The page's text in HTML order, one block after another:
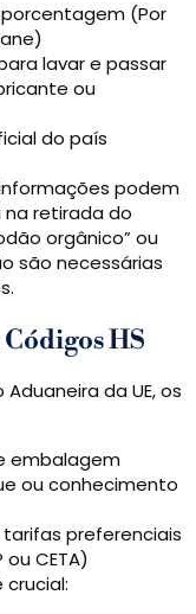
(Por
lavar e passar
ou
do país
podem
retirada do
orgânico” ou
são necessárias
HS
da UE, os
embalagem
ou conhecimento
preferenciais
CETA)